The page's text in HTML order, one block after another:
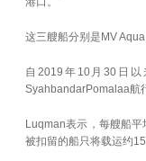
这三艘船分别是MV
自2019年10月30日
SyahbandarPomalaa航
Luqman表示，每艘船
被扣留的船只将载运约